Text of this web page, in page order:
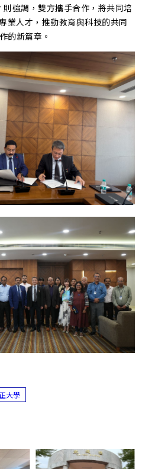
強調，雙方攜手合作，將共同培
業人才，推動教育與科技的共同
的新篇章。
大學